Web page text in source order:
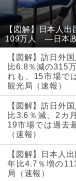
【図解】日本人
109万人 ―日本政
【図解】訪日外
比6.8％減の315
れも、15市場
観光局（速報）
【図解】訪日外
比3.6％減、2カ
19市場では過
（速報）
【図解】日本人
年比4.7％増の
局（速報）